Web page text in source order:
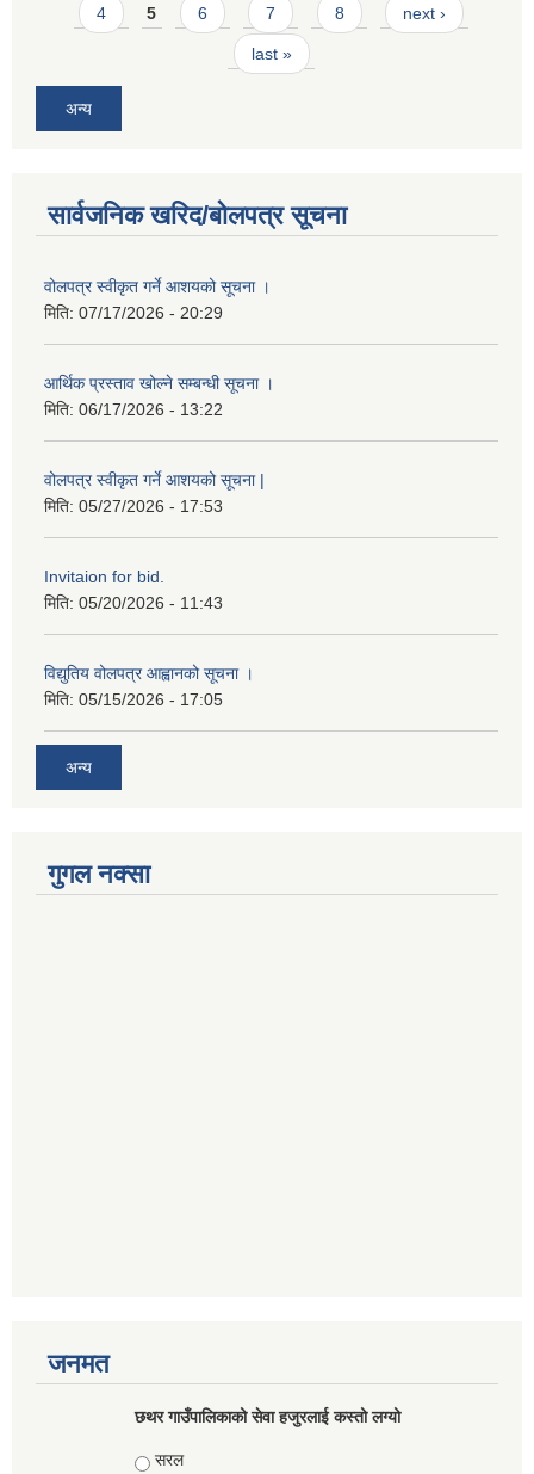
4 5 6 7 8 next ›
last »
अन्य
सार्वजनिक खरिद/बोलपत्र सूचना
वोलपत्र स्वीकृत गर्ने आशयको सूचना ।
मिति: 07/17/2026 - 20:29
आर्थिक प्रस्ताव खोल्ने सम्बन्धी सूचना ।
मिति: 06/17/2026 - 13:22
वोलपत्र स्वीकृत गर्ने आशयको सूचना |
मिति: 05/27/2026 - 17:53
Invitaion for bid.
मिति: 05/20/2026 - 11:43
विद्युतिय वोलपत्र आह्वानको सूचना ।
मिति: 05/15/2026 - 17:05
अन्य
गुगल नक्सा
जनमत
छथर गाउँपालिकाको सेवा हजुरलाई कस्तो लग्यो
Choices
सरल